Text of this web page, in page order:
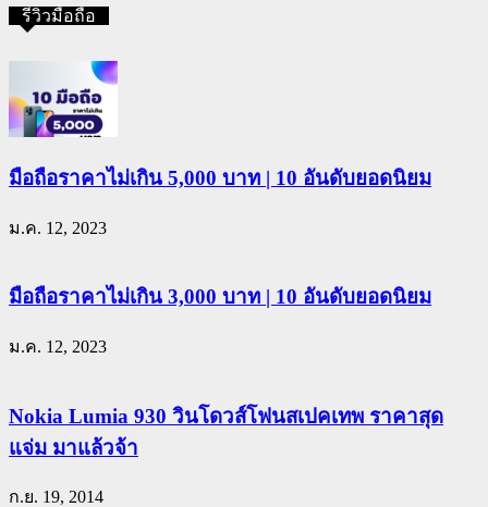
รีวิวมือถือ
มือถือราคาไม่เกิน 5,000 บาท | 10 อันดับยอดนิยม
ม.ค. 12, 2023
มือถือราคาไม่เกิน 3,000 บาท | 10 อันดับยอดนิยม
ม.ค. 12, 2023
Nokia Lumia 930 วินโดวส์โฟนสเปคเทพ ราคาสุด
แจ่ม มาแล้วจ้า
ก.ย. 19, 2014